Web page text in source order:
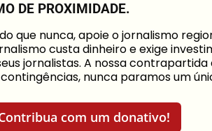
DE PROXIMIDADE.
que nunca, apoie o jornalismo
custa dinheiro e exige
jornalistas. A nossa
nunca paramos um
com um donativo!